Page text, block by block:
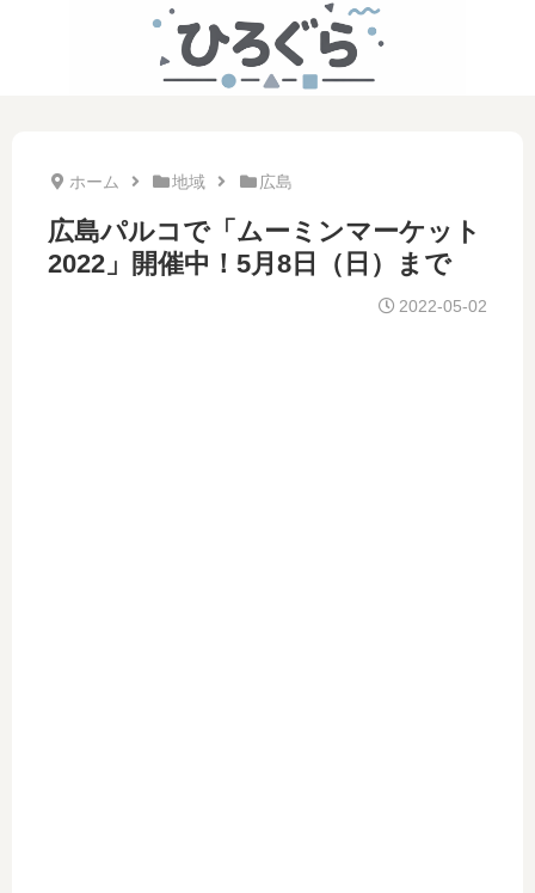
ホーム 地域 広島
広島パルコで「ムーミンマーケット
2022」開催中！5月8日（日）まで
2022-05-02